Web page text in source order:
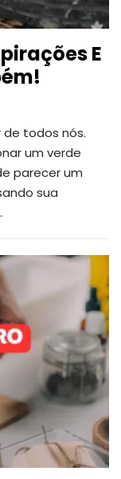
E
todos nós.
um verde
parecer um
sua